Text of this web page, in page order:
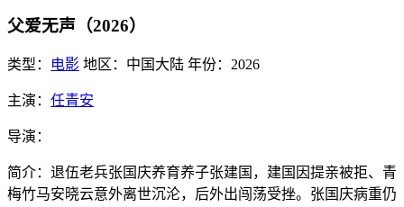
父爱无声（2026）
类型： 电影 地区： 中国大陆 年份： 2026
主演： 任青安
导演：
简介： 退伍老兵张国庆养育养子张建国，建国因提亲被拒、青
梅竹马安晓云意外离世沉沦，后外出闯荡受挫。张国庆病重仍